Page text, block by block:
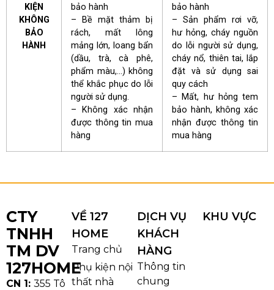
KIỆN
KHÔNG
BẢO
HÀNH
bảo hành
– Bề mặt thảm bị
rách, mất lông
mảng lớn, loang bẩn
(dầu, trà, cà phê,
phẩm màu,…) không
thể khắc phục do lỗi
người sử dụng.
– Không xác nhận
được thông tin mua
hàng
bảo hành
– Sản phẩm rơi vỡ,
hư hỏng, cháy nguồn
do lỗi người sử dụng,
cháy nổ, thiên tai, lắp
đặt và sử dụng sai
quy cách
– Mất, hư hỏng tem
bảo hành, không xác
nhận được thông tin
mua hàng
CTY
TNHH
TM DV
127HOME
CN 1: 355 Tô
VỀ 127
HOME
Trang chủ
Phụ kiện nội
thất nhà
DỊCH VỤ
KHÁCH
HÀNG
Thông tin
chung
KHU VỰC